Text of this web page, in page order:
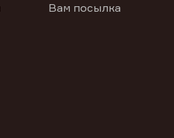
Вам посылка